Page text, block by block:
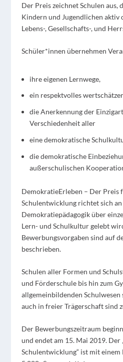
Der Preis zeichnet Schulen aus,
Kindern und Jugendlichen aktiv
Lebens-, Gesellschafts-, und
Schüler*innen übernehmen
ihre eigenen Lernwege,
ein respektvolles
die Anerkennung der
Verschiedenheit aller
eine demokratische
die demokratische
außerschulischen
DemokratieErleben – Der Preis
Schulentwicklung richtet sich an
Demokratiepädagogik über
Lern- und Schulkultur gelebt
Bewerbungsvorgaben sind auf
beschrieben.
Schulen aller Formen und
und Förderschule bis hin zum
allgemeinbildenden
auch in freier Trägerschaft sind
Der Bewerbungszeitraum
und endet am 15. Mai 2019.
Schulentwicklung“ ist mit einem